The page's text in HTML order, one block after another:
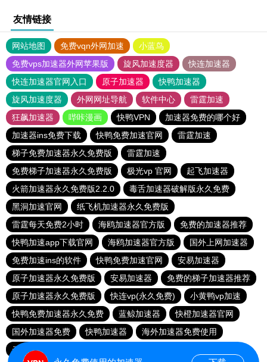
友情链接
网站地图 免费vqn外网加速
小蓝鸟
免费vps加速器外网苹果版
旋风加速度器
快连加速器
快连加速器官网入口
原子加速器
快鸭加速器
旋风加速度器
外网网址导航 软件中心
雷霆加速
狂飙加速器
哔咔漫画 快鸭VPN
加速器免费的哪个好
加速器ins免费下载
快鸭免费加速官网
雷霆加速
梯子免费加速器永久免费版
雷霆加速
免费梯子加速器永久免费版
极光vp 官网
起飞加速器
火箭加速器永久免费版2.2.0
毒舌加速器破解版永久免费
黑洞加速官网
纸飞机加速器永久免费版
雷霆每天免费2小时
海鸥加速器官方版
免费的加速器推荐
快鸭加速app下载官网
海鸥加速器官方版
国外上网加速器
免费加速ins的软件
快鸭免费加速官网
安易加速器
原子加速器永久免费版
安易加速器
免费的梯子加速器推荐
原子加速器永久免费版
快连vp(永久免费)
小黄鸭vp加速
快鸭免费加速器永久免费
蓝鲸加速器
快橙加速器官网
国外加速器免费
快鸭加速器
海外加速器免费使用
云梯加速器下载